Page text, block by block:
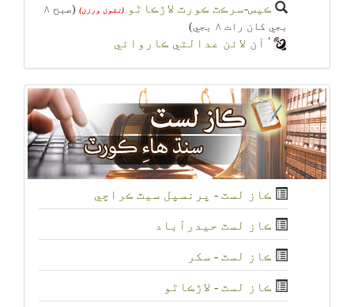
ڪيس-سرڪٽ ڪورٽ لاڙڪاڻو (نئون ورزن)
(صبح ۸
بجي کان رات ۸ بجي)
ُآن لائن عدالتي ڪاروائي
ڪاز لسٽ - پرنسپل سيٽ ڪراچي
ڪاز لسٽ حيدرآباد
ڪاز لسٽ - سکر
ڪاز لسٽ - لاڙڪاڻو